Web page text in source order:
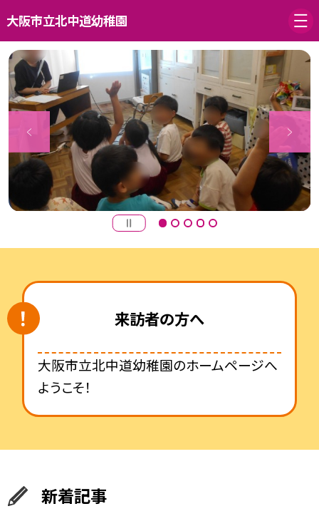
大阪市立北中道幼稚園
来訪者の方へ
大阪市立北中道幼稚園のホームページへ
ようこそ！
新着記事